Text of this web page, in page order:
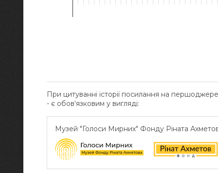
При цитуванні історії посилання на
- є обов‘язковим у вигляді:
Музей "Голоси Мирних" Фонду Ріната